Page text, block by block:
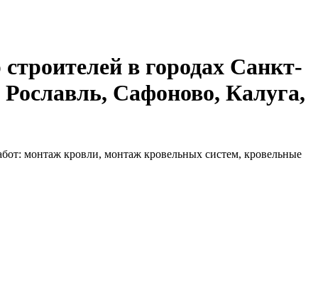
в городах Санкт-
Сафоново, Калуга,
монтаж кровли, монтаж кровельных систем, кровельные